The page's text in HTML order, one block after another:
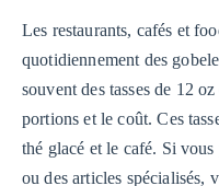
Les restaurants, cafés et
quotidiennement des
souvent des tasses de 12
portions et le coût. Ces
thé glacé et le café. Si
ou des articles spécialisés,